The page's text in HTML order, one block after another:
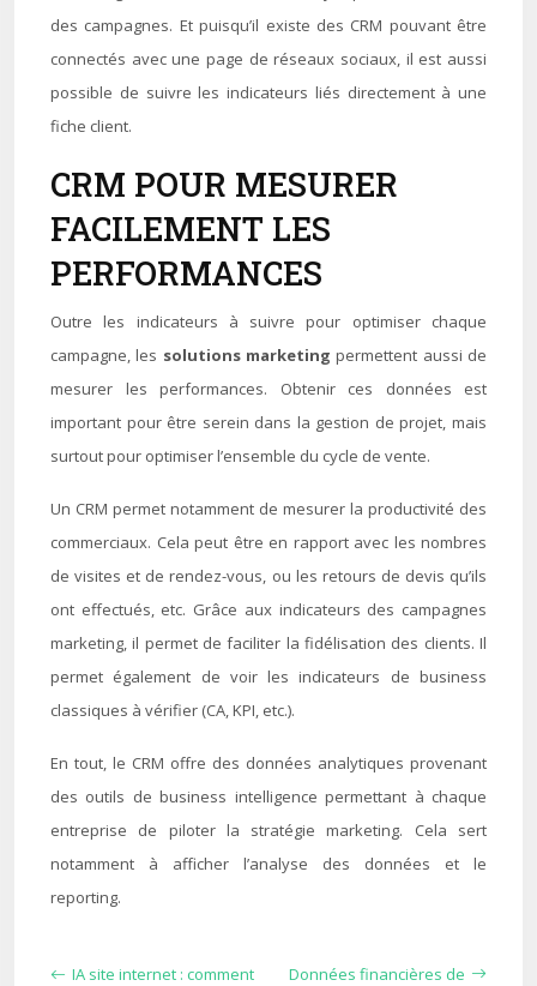
des campagnes. Et puisqu’il existe des CRM pouvant être
connectés avec une page de réseaux sociaux, il est aussi
possible de suivre les indicateurs liés directement à une
fiche client.
CRM POUR MESURER
FACILEMENT LES
PERFORMANCES
Outre les indicateurs à suivre pour optimiser chaque
campagne, les solutions marketingpermettent aussi de
mesurer les performances. Obtenir ces données est
important pour être serein dans la gestion de projet, mais
surtout pour optimiser l’ensemble du cycle de vente.
Un CRM permet notamment de mesurer la productivité des
commerciaux. Cela peut être en rapport avec les nombres
de visites et de rendez-vous, ou les retours de devis qu’ils
ont effectués, etc. Grâce aux indicateurs des campagnes
marketing, il permet de faciliter la fidélisation des clients. Il
permet également de voir les indicateurs de business
classiques à vérifier (CA, KPI, etc.).
En tout, le CRM offre des données analytiques provenant
des outils de business intelligence permettant à chaque
entreprise de piloter la stratégie marketing. Cela sert
notamment à afficher l’analyse des données et le
reporting.
IA site internet : comment
Données financières de